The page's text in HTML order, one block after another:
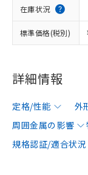
在庫状況
標準価格(税別)
詳細情報
定格/性能 外
周囲金属の影響
規格認証/適合状況